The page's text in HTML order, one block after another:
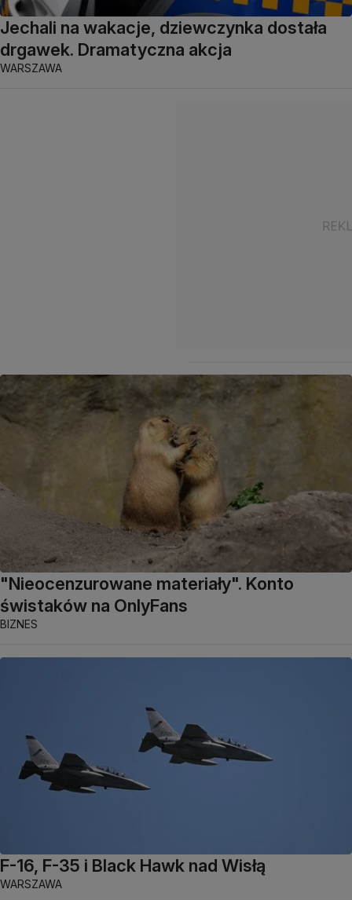
Jechali na wakacje, dziewczynka dostała
drgawek. Dramatyczna akcja
WARSZAWA
"Nieocenzurowane materiały". Konto
świstaków na OnlyFans
BIZNES
F-16, F-35 i Black Hawk nad Wisłą
WARSZAWA